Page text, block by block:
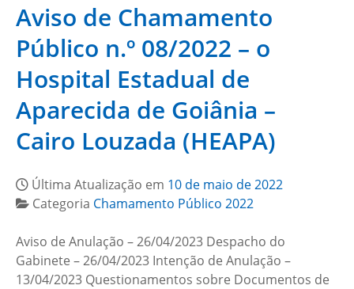
Aviso de Chamamento
Público n.º 08/2022 – o
Hospital Estadual de
Aparecida de Goiânia –
Cairo Louzada (HEAPA)
Última Atualização em 10 de maio de 2022
Categoria Chamamento Público 2022
Aviso de Anulação – 26/04/2023 Despacho do
Gabinete – 26/04/2023 Intenção de Anulação –
13/04/2023 Questionamentos sobre Documentos de